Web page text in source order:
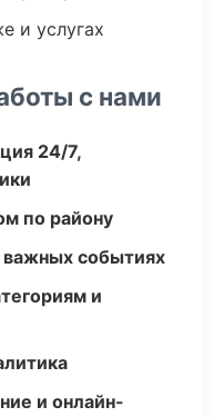
и услугах
с нами
24/7,
по району
событиях
и
и онлайн-